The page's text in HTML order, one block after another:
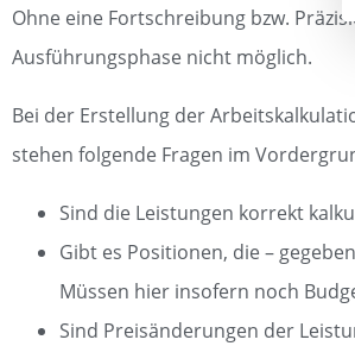
Ohne eine Fortschreibung bzw.
Ausführungsphase nicht möglich.
Bei der Erstellung der
stehen folgende Fragen im
Sind die Leistungen korrekt
Gibt es Positionen, die –
Müssen hier insofern noch
Sind Preisänderungen der